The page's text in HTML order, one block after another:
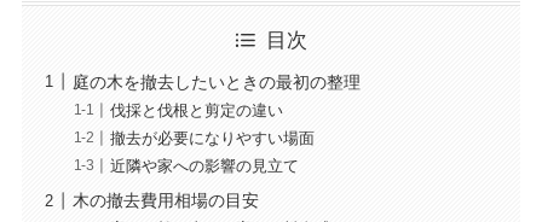
目次
庭の木を撤去したいときの最初の整理
伐採と伐根と剪定の違い
撤去が必要になりやすい場面
近隣や家への影響の見立て
木の撤去費用相場の目安